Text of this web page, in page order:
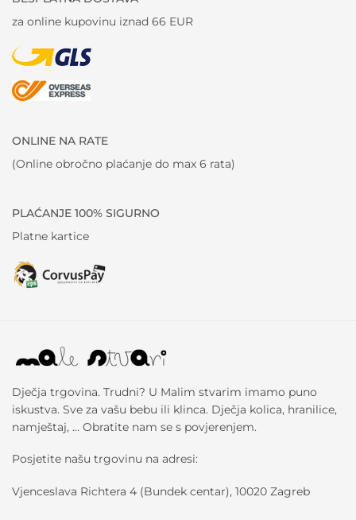
za online kupovinu iznad 66 EUR
ONLINE NA RATE
(Online obročno plaćanje do max 6 rata)
PLAĆANJE 100% SIGURNO
Platne kartice
Dječja trgovina. Trudni? U Malim stvarim imamo puno
iskustva. Sve za vašu bebu ili klinca. Dječja kolica, hranilice,
namještaj, … Obratite nam se s povjerenjem.
Posjetite našu trgovinu na adresi:
Vjenceslava Richtera 4 (Bundek centar), 10020 Zagreb